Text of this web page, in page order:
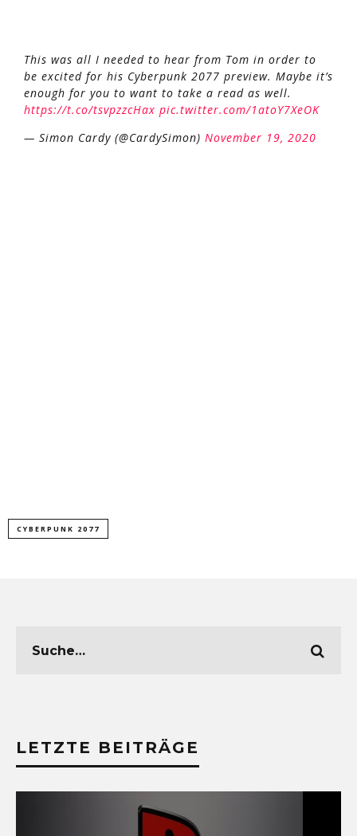
This was all I needed to hear from Tom in order to
be excited for his Cyberpunk 2077 preview. Maybe it’s
enough for you to want to take a read as well.
https://t.co/tsvpzzcHax pic.twitter.com/1atoY7XeOK
— Simon Cardy (@CardySimon) November 19, 2020
CYBERPUNK 2077
LETZTE BEITRÄGE